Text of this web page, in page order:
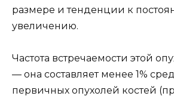
размере и тенденции к
увеличению.
Частота встречаемости этой
— она составляет менее 1%
первичных опухолей костей